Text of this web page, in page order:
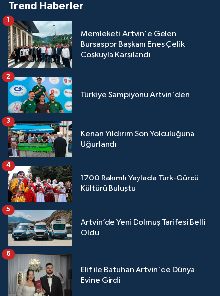
Trend Haberler
Memleketi Artvin'e Gelen
Bursaspor Başkanı Enes Çelik
Coşkuyla Karşılandı
1
Türkiye Şampiyonu Artvin'den
2
Kenan Yıldırım Son Yolculuğuna
Uğurlandı
3
1700 Rakımlı Yaylada Türk-Gürcü
Kültürü Buluştu
4
Artvin’de Yeni Dolmuş Tarifesi Belli
Oldu
5
Elif ile Batuhan Artvin'de Dünya
Evine Girdi
6